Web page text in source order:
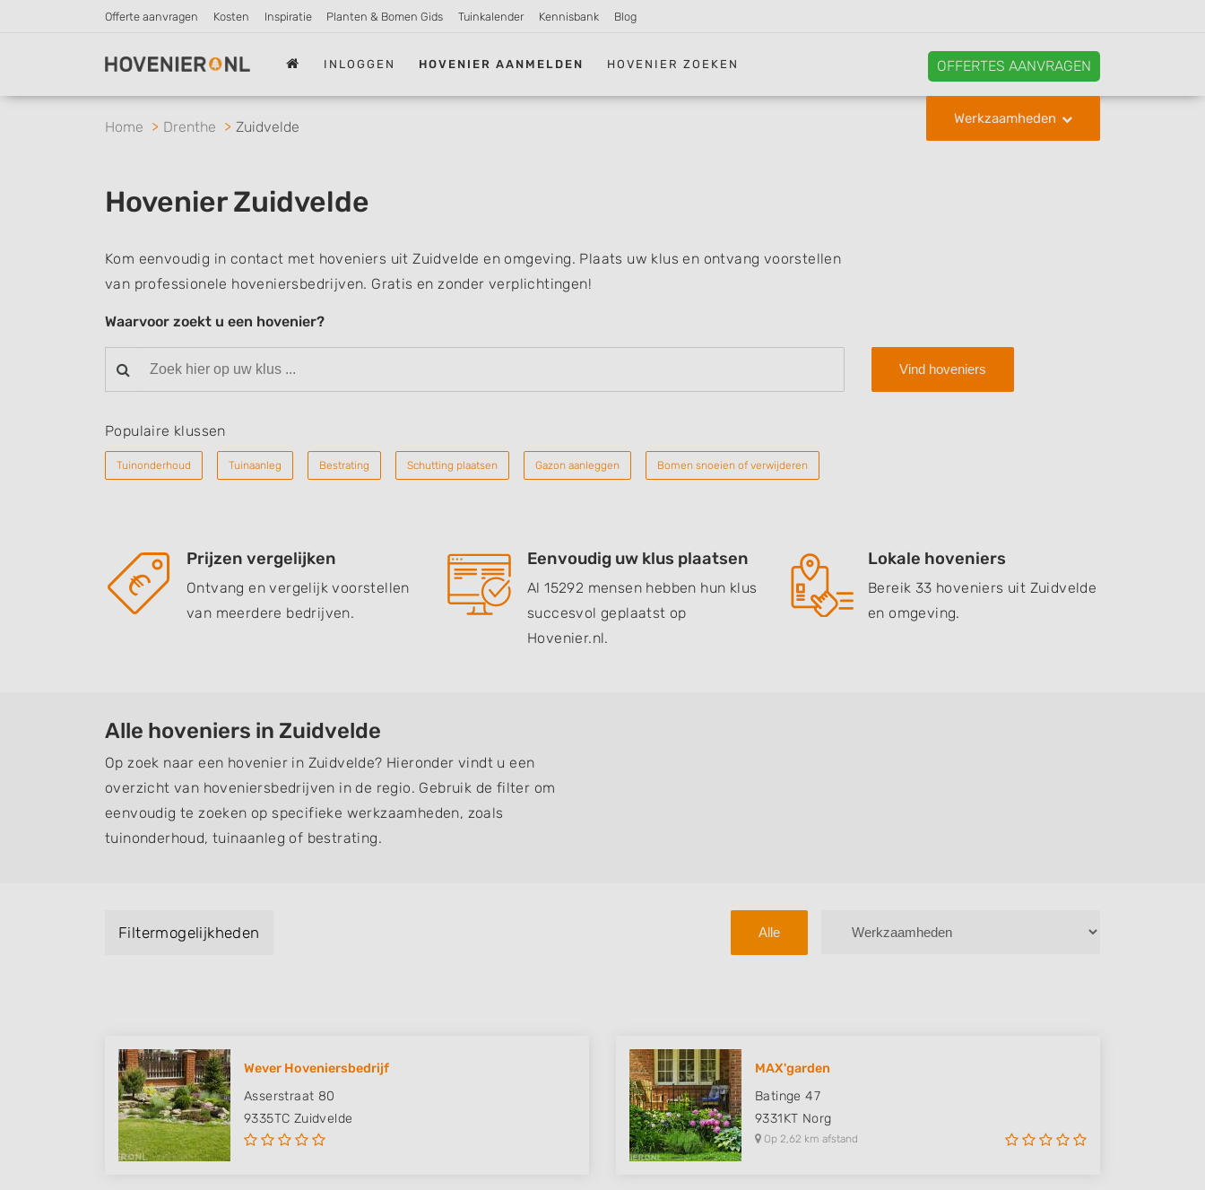
Offerte aanvragen Kosten Inspiratie Planten & Bomen Gids Tuinkalender Kennisbank Blog
INLOGGEN HOVENIER AANMELDEN HOVENIER ZOEKEN OFFERTES AANVRAGEN
Werkzaamheden
Home Drenthe Zuidvelde
Hovenier Zuidvelde
Kom eenvoudig in contact met hoveniers uit Zuidvelde en omgeving. Plaats uw klus en ontvang voorstellen
van professionele hoveniersbedrijven. Gratis en zonder verplichtingen!
Waarvoor zoekt u een hovenier?
Vind hoveniers
Populaire klussen
Tuinonderhoud Tuinaanleg Bestrating Schutting plaatsen Gazon aanleggen Bomen snoeien of verwijderen
Prijzen vergelijken
Ontvang en vergelijk voorstellen
van meerdere bedrijven.
Eenvoudig uw klus plaatsen
Al 15292 mensen hebben hun klus
succesvol geplaatst op
Hovenier.nl.
Lokale hoveniers
Bereik 33 hoveniers uit Zuidvelde
en omgeving.
Alle hoveniers in Zuidvelde
Op zoek naar een hovenier in Zuidvelde? Hieronder vindt u een
overzicht van hoveniersbedrijven in de regio. Gebruik de filter om
eenvoudig te zoeken op specifieke werkzaamheden, zoals
tuinonderhoud, tuinaanleg of bestrating.
Filtermogelijkheden Alle
Wever Hoveniersbedrijf
Asserstraat 80
9335TC Zuidvelde
MAX'garden
Batinge 47
9331KT Norg
Op 2,62 km afstand